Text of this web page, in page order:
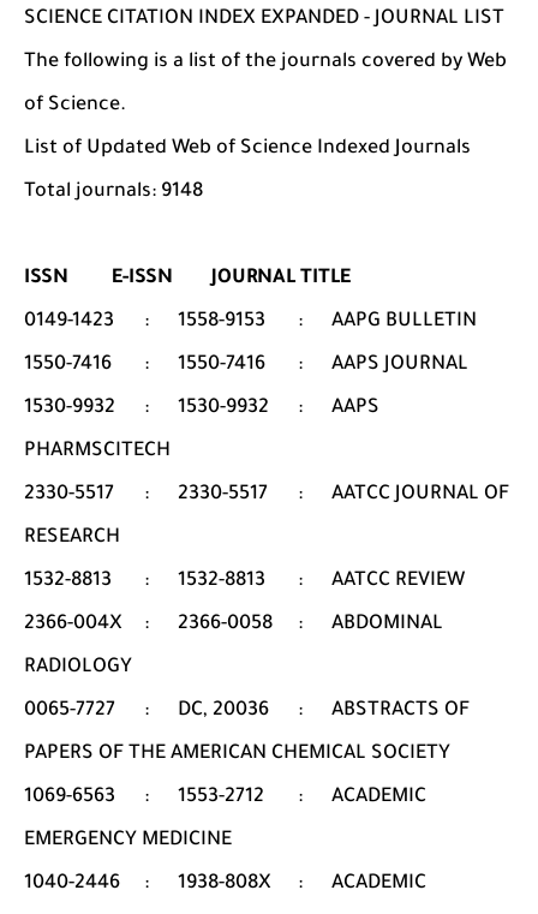
SCIENCE CITATION INDEX EXPANDED - JOURNAL LIST
The following is a list of the journals covered by Web
of Science.
List of Updated Web of Science Indexed Journals
Total journals: 9148
ISSN E-ISSN JOURNAL TITLE
0149-1423
: 1558-9153 :
AAPG BULLETIN
1550-7416
: 1550-7416 :
AAPS JOURNAL
1530-9932
: 1530-9932 :
AAPS
PHARMSCITECH
2330-5517
: 2330-5517 :
AATCC JOURNAL OF
RESEARCH
1532-8813
: 1532-8813 :
AATCC REVIEW
2366-004X
: 2366-0058 :
ABDOMINAL
RADIOLOGY
0065-7727
: DC, 20036 :
ABSTRACTS OF
PAPERS OF THE AMERICAN CHEMICAL SOCIETY
1069-6563
: 1553-2712 :
ACADEMIC
EMERGENCY MEDICINE
1040-2446
: 1938-808X :
ACADEMIC